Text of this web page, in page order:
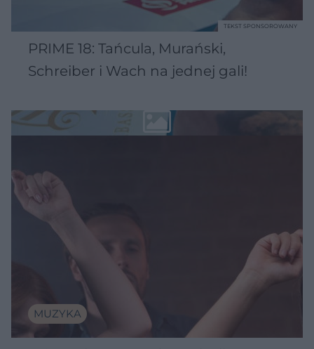
PRIME 18: Tańcula, Murański,
Schreiber i Wach na jednej gali!
TEKST SPONSOROWANY
MUZYKA